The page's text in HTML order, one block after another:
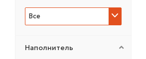
Все
Наполнитель